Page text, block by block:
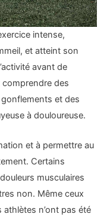
intense,
et atteint son
avant de
comprendre des
et des
à douloureuse.
et à permettre au
Certains
musculaires
non. Même ceux
n’ont pas été